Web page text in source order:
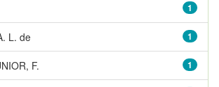
1
1
L. de
1
F.